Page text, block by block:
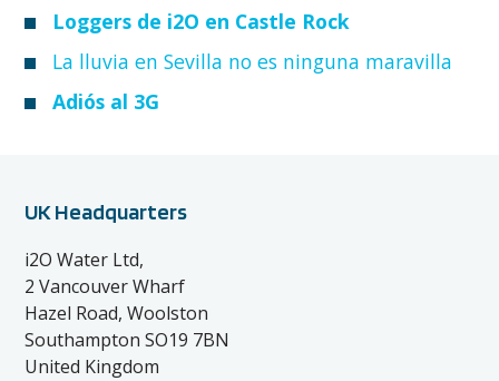
Loggers de i2O en Castle Rock
La lluvia en Sevilla no es ninguna maravilla
Adiós al 3G
UK Headquarters
i2O Water Ltd,
2 Vancouver Wharf
Hazel Road, Woolston
Southampton SO19 7BN
United Kingdom